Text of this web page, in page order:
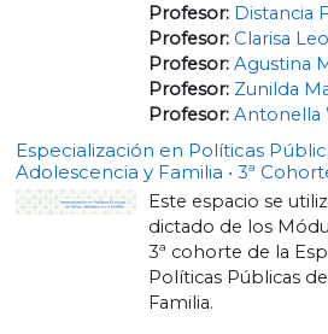
Profesor: Distancia
Profesor: Clarisa
Profesor: Agustina
Profesor: Zunilda
Profesor: Antonella
Especialización en Políticas
Adolescencia y Familia • 3ª
Este espacio se
dictado de los
3ª cohorte de la
Políticas Públicas
Familia.